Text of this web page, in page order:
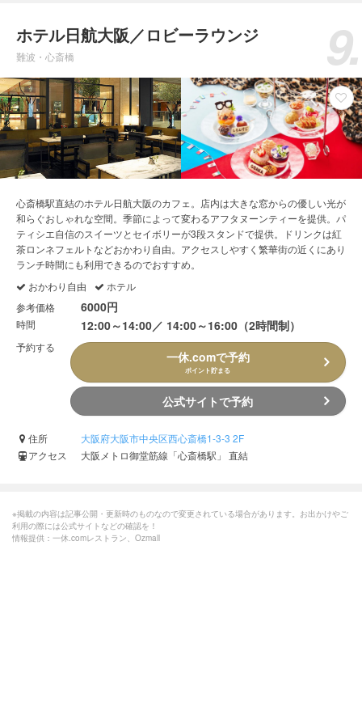
ホテル日航大阪／ロビーラウンジ
難波・心斎橋
心斎橋駅直結のホテル日航大阪のカフェ。店内は大きな窓からの優しい光が
和らぐおしゃれな空間。季節によって変わるアフタヌーンティーを提供。パ
ティシエ自信のスイーツとセイボリーが3段スタンドで提供。ドリンクは紅
茶ロンネフェルトなどおかわり自由。アクセスしやすく繁華街の近くにあり
ランチ時間にも利用できるのでおすすめ。
おかわり自由
ホテル
参考価格
6000円
時間 12:00～14:00／ 14:00～16:00（2時間制）
予約する
一休.comで予約
ポイント貯まる
公式サイトで予約
住所
大阪府大阪市中央区西心斎橋1-3-3 2F
アクセス
大阪メトロ御堂筋線「心斎橋駅」 直結
※掲載の内容は記事公開・更新時のものなので変更されている場合があります。お出かけやご
利用の際には公式サイトなどの確認を！
情報提供：一休.comレストラン、Ozmall